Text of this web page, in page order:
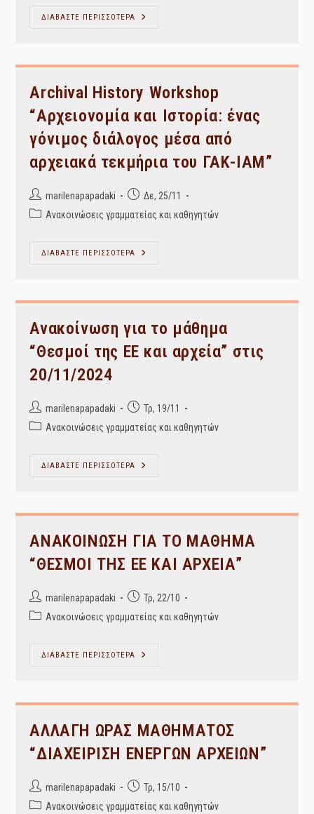
ΔΙΑΒΑΣΤΕ ΠΕΡΙΣΣΟΤΕΡΑ
ΑΝΑΚΟΙΝΩΣΗ
ΑΝΑΠΛΗΡΩΣΕΙΣ
Archival History Workshop
“Αρχειονομία και Ιστορία: ένας
γόνιμος διάλογος μέσα από
αρχειακά τεκμήρια του ΓΑΚ-ΙΑΜ”
Post
author:
marilenapapadaki
Post
published:
Δε, 25/11
PostΑνακοινώσεις γραμματείας και καθηγητών
ΔΙΑΒΑΣΤΕ ΠΕΡΙΣΣΟΤΕΡΑ
Archival
Ιστορία:
Διάλογος
Από
ΙΑΜ”
Ανακοίνωση για το μάθημα
“Θεσμοί της ΕΕ και αρχεία” στις
20/11/2024
Post
author:
marilenapapadaki
Post
published:
Τρ, 19/11
PostΑνακοινώσεις γραμματείας και καθηγητών
ΔΙΑΒΑΣΤΕ ΠΕΡΙΣΣΟΤΕΡΑ
Ανακοίνωση
Της
Και
Αρχεία”
20/11/2024
ΑΝΑΚΟΙΝΩΣΗ ΓΙΑ ΤΟ ΜΑΘΗΜΑ
“ΘΕΣΜΟΙ ΤΗΣ ΕΕ ΚΑΙ ΑΡΧΕΙΑ”
Post
author:
marilenapapadaki
Post
published:
Τρ, 22/10
PostΑνακοινώσεις γραμματείας και καθηγητών
ΔΙΑΒΑΣΤΕ ΠΕΡΙΣΣΟΤΕΡΑ
ΑΝΑΚΟΙΝΩΣΗ
ΤΗΣ
ΚΑΙ
ΑΡΧΕΙΑ”
ΑΛΛΑΓΗ ΩΡΑΣ ΜΑΘΗΜΑΤΟΣ
“ΔΙΑΧΕΙΡΙΣΗ ΕΝΕΡΓΩΝ ΑΡΧΕΙΩΝ”
Post
author:
marilenapapadaki
Post
published:
Τρ, 15/10
PostΑνακοινώσεις γραμματείας και καθηγητών